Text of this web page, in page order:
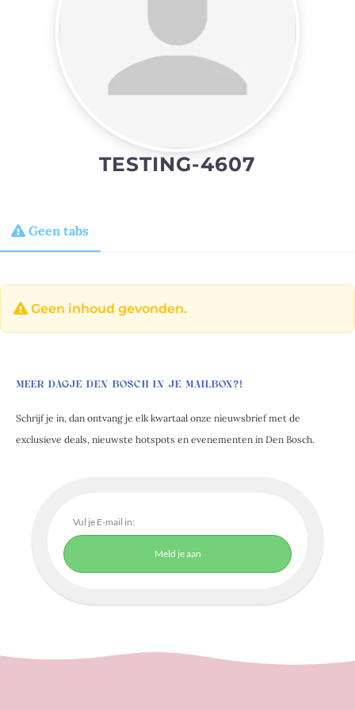
TESTING-4607
Geen tabs
Geen inhoud gevonden.
MEER DAGJE DEN BOSCH IN JE MAILBOX?!
Schrijf je in, dan ontvang je elk kwartaal onze nieuwsbrief met de
exclusieve deals, nieuwste hotspots en evenementen in Den Bosch.
Meld je aan